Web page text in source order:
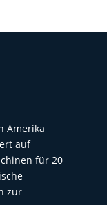
Amerika
auf
für 20
zur